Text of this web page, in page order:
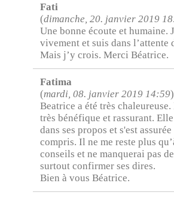
Fati
(dimanche, 20. janvier 2019
Une bonne écoute et humaine.
vivement et suis dans l’attente
Mais j’y crois. Merci Béatrice.
Fatima
(mardi, 08. janvier 2019 14:59)
Beatrice a été très chaleureuse.
très bénéfique et rassurant.
dans ses propos et s'est
compris. Il ne me reste plus
conseils et ne manquerai pas
surtout confirmer ses dires.
Bien à vous Béatrice.